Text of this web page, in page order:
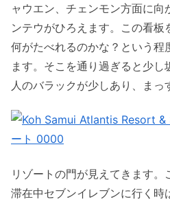
ャウエン、チェンモン方面に向
ンテウがひろえます。この看板
何がたべれるのかな？という程
ます。そこを通り過ぎると少し
人のバラックが少しあり、まっ
リゾートの門が見えてきます。
滞在中セブンイレブンに行く時